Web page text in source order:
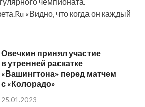
«Видно, что когда он каждый
Овечкин принял участие
в утренней раскатке
«Вашингтона» перед матчем
с «Колорадо»
25.01.2023